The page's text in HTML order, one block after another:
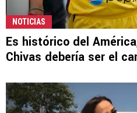
NOTICIAS
Es histórico del
Chivas debería ser el